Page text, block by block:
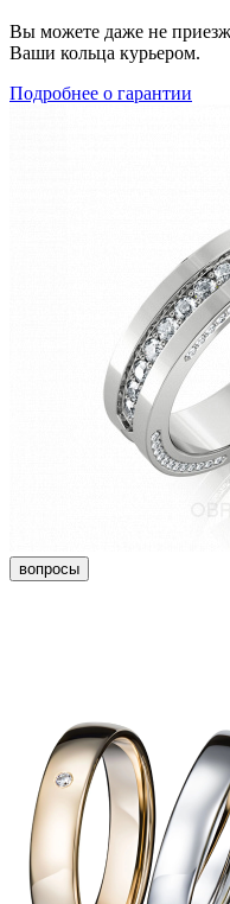
Вы можете даже не
Ваши кольца курьером.
Подробнее о гарантии
вопросы